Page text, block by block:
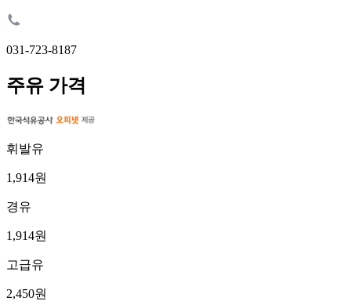
031-723-8187
주유 가격
휘발유
1,914원
경유
1,914원
고급유
2,450원